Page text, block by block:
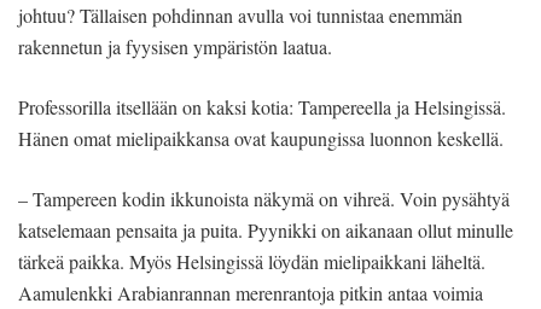
johtuu? Tällaisen pohdinnan avulla voi tunnistaa enemmän
rakennetun ja fyysisen ympäristön laatua.
Professorilla itsellään on kaksi kotia: Tampereella ja Helsingissä.
Hänen omat mielipaikkansa ovat kaupungissa luonnon keskellä.
– Tampereen kodin ikkunoista näkymä on vihreä. Voin pysähtyä
katselemaan pensaita ja puita. Pyynikki on aikanaan ollut minulle
tärkeä paikka. Myös Helsingissä löydän mielipaikkani läheltä.
Aamulenkki Arabianrannan merenrantoja pitkin antaa voimia